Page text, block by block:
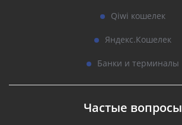
Qiwi кошелек
Яндекс.Кошелек
Банки и терминалы
Частые вопросы